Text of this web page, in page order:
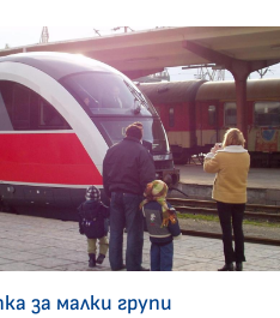
за малки групи